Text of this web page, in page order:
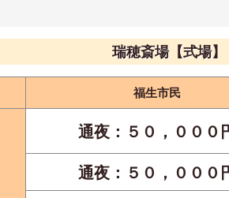
瑞穂斎場【式場
福生市民
通夜：５０，０００
通夜：５０，０００